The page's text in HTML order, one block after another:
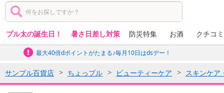
プル太の誕生日！ 暑さ日差し対策 防災特集 お酒 クチコ
最大40倍dポイントがたまる♪毎月10日はdsデー！
サンプル百貨店 ちょっプル ビューティーケア スキンケア